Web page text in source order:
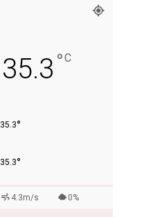
35.3 °C
35.3°
35.3°
4.3m/s 0%